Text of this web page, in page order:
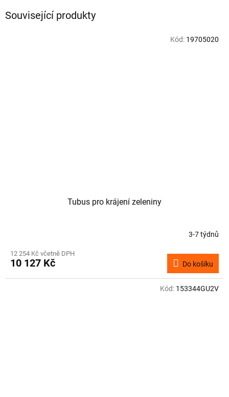
Související produkty
Tubus pro krájení zeleniny
3-7 týdnů
12 254 Kč včetně DPH
10 127 Kč Do košíku
Kód: 19705020
Kód: 153344GU2V